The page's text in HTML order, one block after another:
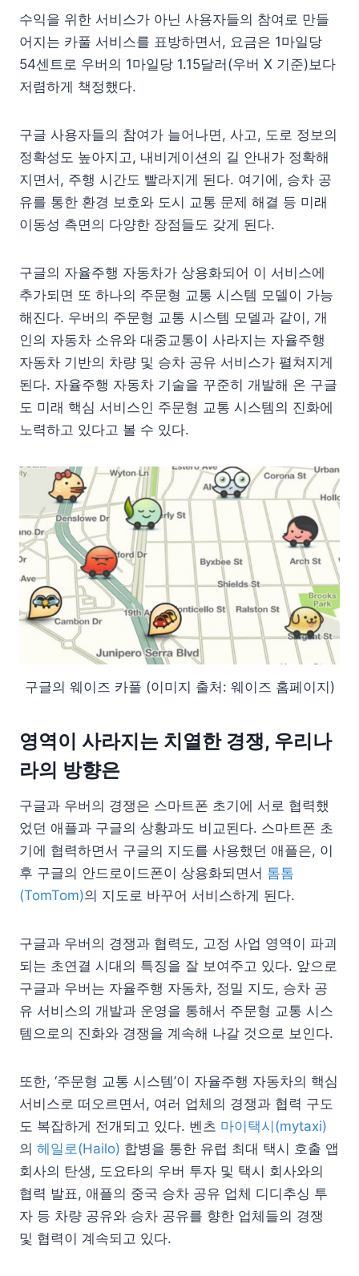
수익을 위한 서비스가 아닌 사용자들의 참여로 만들
어지는 카풀 서비스를 표방하면서, 요금은 1마일당
54센트로 우버의 1마일당 1.15달러(우버 X 기준)보다
저렴하게 책정했다.
구글 사용자들의 참여가 늘어나면, 사고, 도로 정보의
정확성도 높아지고, 내비게이션의 길 안내가 정확해
지면서, 주행 시간도 빨라지게 된다. 여기에, 승차 공
유를 통한 환경 보호와 도시 교통 문제 해결 등 미래
이동성 측면의 다양한 장점들도 갖게 된다.
구글의 자율주행 자동차가 상용화되어 이 서비스에
추가되면 또 하나의 주문형 교통 시스템 모델이 가능
해진다. 우버의 주문형 교통 시스템 모델과 같이, 개
인의 자동차 소유와 대중교통이 사라지는 자율주행
자동차 기반의 차량 및 승차 공유 서비스가 펼쳐지게
된다. 자율주행 자동차 기술을 꾸준히 개발해 온 구글
도 미래 핵심 서비스인 주문형 교통 시스템의 진화에
노력하고 있다고 볼 수 있다.
구글의 웨이즈 카풀 (이미지 출처: 웨이즈 홈페이지)
영역이 사라지는 치열한 경쟁, 우리나
라의 방향은
구글과 우버의 경쟁은 스마트폰 초기에 서로 협력했
었던 애플과 구글의 상황과도 비교된다. 스마트폰 초
기에 협력하면서 구글의 지도를 사용했던 애플은, 이
후 구글의 안드로이드폰이 상용화되면서 톰톰
(TomTom)의 지도로 바꾸어 서비스하게 된다.
구글과 우버의 경쟁과 협력도, 고정 사업 영역이 파괴
되는 초연결 시대의 특징을 잘 보여주고 있다. 앞으로
구글과 우버는 자율주행 자동차, 정밀 지도, 승차 공
유 서비스의 개발과 운영을 통해서 주문형 교통 시스
템으로의 진화와 경쟁을 계속해 나갈 것으로 보인다.
또한, ‘주문형 교통 시스템’이 자율주행 자동차의 핵심
서비스로 떠오르면서, 여러 업체의 경쟁과 협력 구도
도 복잡하게 전개되고 있다. 벤츠 마이택시(mytaxi)
의 헤일로(Hailo) 합병을 통한 유럽 최대 택시 호출 앱
회사의 탄생, 도요타의 우버 투자 및 택시 회사와의
협력 발표, 애플의 중국 승차 공유 업체 디디추싱 투
자 등 차량 공유와 승차 공유를 향한 업체들의 경쟁
및 협력이 계속되고 있다.